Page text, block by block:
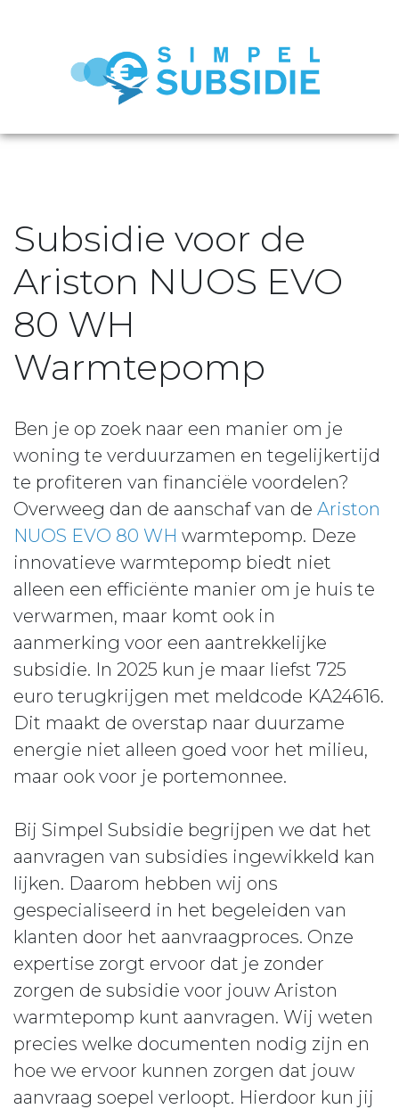
Subsidie voor de
Ariston NUOS EVO
80 WH
Warmtepomp
Ben je op zoek naar een manier om je
woning te verduurzamen en tegelijkertijd
te profiteren van financiële voordelen?
Overweeg dan de aanschaf van de Ariston
NUOS EVO 80 WH warmtepomp. Deze
innovatieve warmtepomp biedt niet
alleen een efficiënte manier om je huis te
verwarmen, maar komt ook in
aanmerking voor een aantrekkelijke
subsidie. In 2025 kun je maar liefst 725
euro terugkrijgen met meldcode KA24616.
Dit maakt de overstap naar duurzame
energie niet alleen goed voor het milieu,
maar ook voor je portemonnee.
Bij Simpel Subsidie begrijpen we dat het
aanvragen van subsidies ingewikkeld kan
lijken. Daarom hebben wij ons
gespecialiseerd in het begeleiden van
klanten door het aanvraagproces. Onze
expertise zorgt ervoor dat je zonder
zorgen de subsidie voor jouw Ariston
warmtepomp kunt aanvragen. Wij weten
precies welke documenten nodig zijn en
hoe we ervoor kunnen zorgen dat jouw
aanvraag soepel verloopt. Hierdoor kun jij